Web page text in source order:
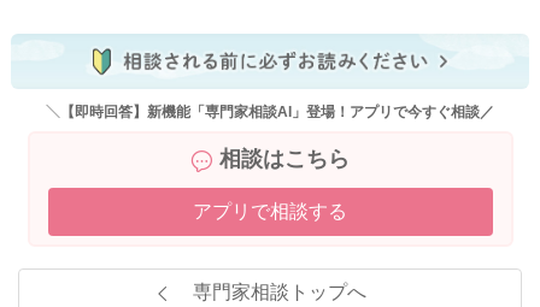
＼【即時回答】新機能「専門家相談AI」登場！アプリで今すぐ相談／
相談はこちら
アプリで相談する
専門家相談トップへ